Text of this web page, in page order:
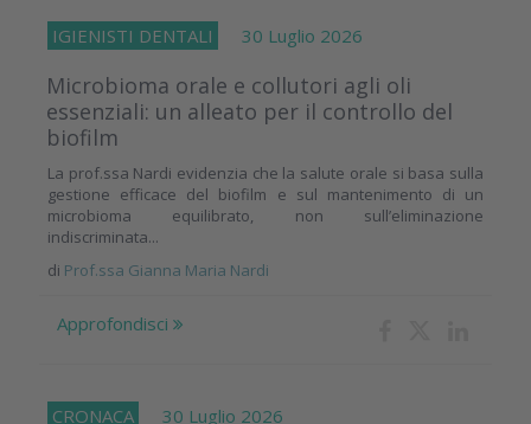
IGIENISTI DENTALI 30 Luglio 2026
Microbioma orale e collutori agli oli
essenziali: un alleato per il controllo del
biofilm
La prof.ssa Nardi evidenzia che la salute orale si basa sulla
gestione efficace del biofilm e sul mantenimento di un
microbioma equilibrato, non sull’eliminazione
indiscriminata...
di Prof.ssa Gianna Maria Nardi
Approfondisci
CRONACA 30 Luglio 2026